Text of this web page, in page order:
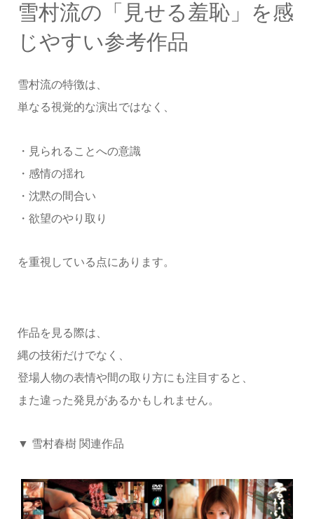
雪村流の「見せる羞恥」を感
じやすい参考作品
雪村流の特徴は、
単なる視覚的な演出ではなく、
・見られることへの意識
・感情の揺れ
・沈黙の間合い
・欲望のやり取り
を重視している点にあります。
作品を見る際は、
縄の技術だけでなく、
登場人物の表情や間の取り方にも注目すると、
また違った発見があるかもしれません。
▼ 雪村春樹 関連作品